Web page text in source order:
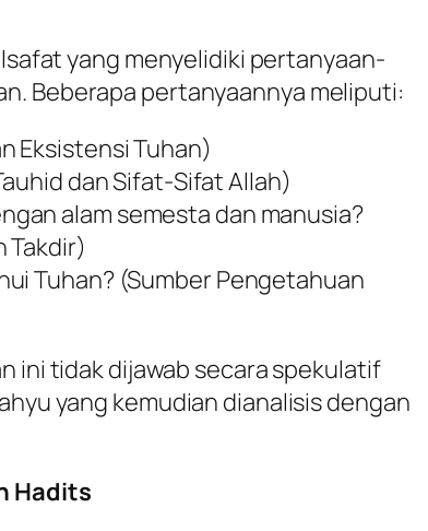
yang menyelidiki pertanyaan-
Beberapa pertanyaannya meliputi:
Eksistensi Tuhan)
dan Sifat-Sifat Allah)
alam semesta dan manusia?
Takdir)
Tuhan? (Sumber Pengetahuan
ini tidak dijawab secara spekulatif
yang kemudian dianalisis dengan
Hadits